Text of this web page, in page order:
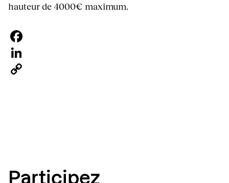
hauteur de 4000€ maximum.
Facebook
LinkedIn
Participez